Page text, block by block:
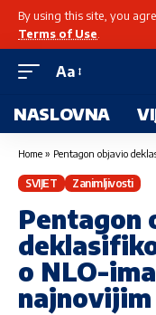
By using this site, you
Terms of Use
Aa
NASLOVNA
Home » Pentagon objavio
SVIJET Zanimljivosti
Pentagon
o NLO-